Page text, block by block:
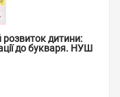
дитини:
до букваря. НУШ